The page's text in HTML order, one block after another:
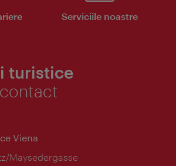
Serviciile noastre
turistice
Viena
Maysedergasse